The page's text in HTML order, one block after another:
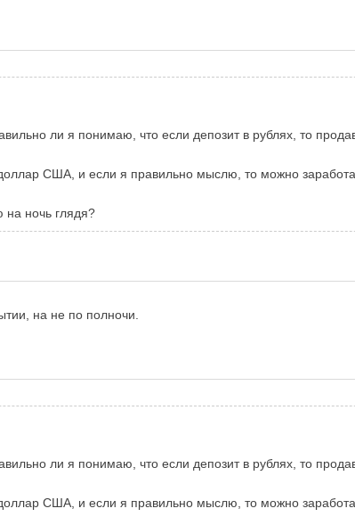
ли я понимаю, что если депозит в рублях, то
США, и если я правильно мыслю, то можно
ночь глядя?
на не по полночи.
ли я понимаю, что если депозит в рублях, то
США, и если я правильно мыслю, то можно